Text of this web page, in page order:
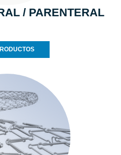
/ PARENTERAL